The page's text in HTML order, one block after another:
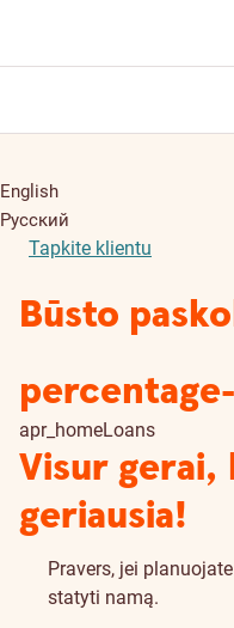
English
Русский
Tapkite klientu
Būsto
apr_homeLoans
Visur gerai,
geriausia!
Pravers, jei
statyti namą.